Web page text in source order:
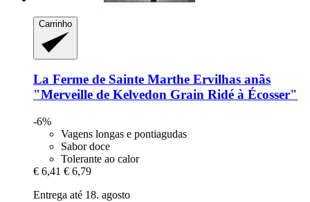
Carrinho
La Ferme de Sainte Marthe Ervilhas anãs
"Merveille de Kelvedon Grain Ridé à Écosser"
-6%
Vagens longas e pontiagudas
Sabor doce
Tolerante ao calor
€ 6,41 € 6,79
Entrega até 18. agosto